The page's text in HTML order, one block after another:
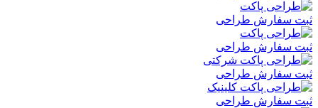
ثبت سفارش طراحی
ثبت سفارش طراحی
ثبت سفارش طراحی
ثبت سفارش طراحی